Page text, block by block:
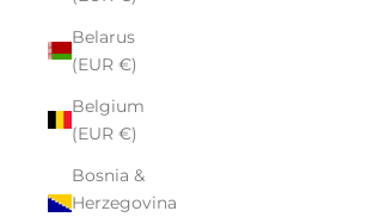
Belarus
(EUR €)
Belgium
(EUR €)
Bosnia &
Herzegovina